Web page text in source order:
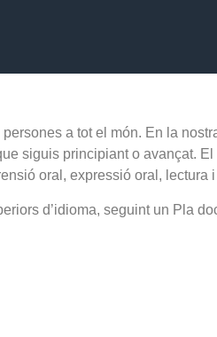
a tot el món. En la
siguis principiant o avançat. El
oral, expressió oral, lectura
d’idioma, seguint un Pla